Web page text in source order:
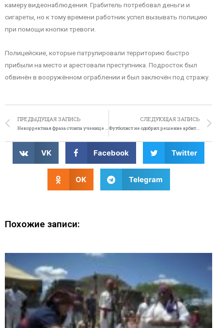
камеру видеонаблюдения. Грабитель потребовал деньги и
сигареты, но к тому времени работник успел вызывать полицию
при помощи кнопки тревоги.
Полицейские, которые патрулировали территорию быстро
прибыли на место и арестовали преступника. Подросток был
обвинён в вооружённом ограблении и был заключён под стражу.
ПРЕДЫДУЩАЯ ЗАПИСЬ
Некорректная фраза стоила ученице диплома
СЛЕДУЮЩАЯ ЗАПИСЬ
Футболист не одобрил решение арбитра
VK Facebook Twitter
OK Telegram
Похожие записи: